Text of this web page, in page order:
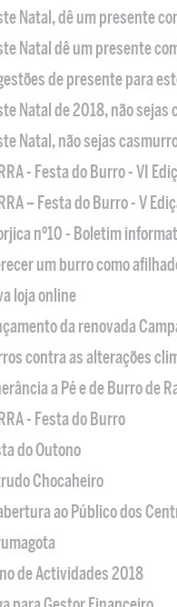
Natal, dê um presente
Natal dê um presente
de presente para
Natal de 2018, não
Natal, não sejas
- Festa do Burro - VI
– Festa do Burro - V
nº10 - Boletim
um burro como
loja online
da renovada
contra as alterações
a Pé e de Burro de
- Festa do Burro
do Outono
Chocaheiro
ao Público dos
de Actividades 2018